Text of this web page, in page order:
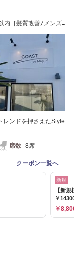
内［髪質改善/メンズ/
レンドを押さえたStyle
席数 8席
クーポン一覧へ
新規
【新
￥
￥